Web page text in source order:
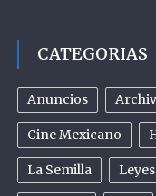
CATEGORIAS
Anuncios
Cine Mexicano
La Semilla Leyes